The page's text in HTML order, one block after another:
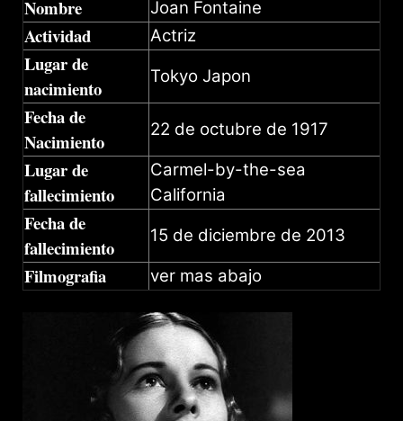
Nombre Joan Fontaine
Actividad Actriz
Lugar de
nacimiento
Tokyo Japon
Fecha de
Nacimiento
22 de octubre de 1917
Lugar de
fallecimiento
Carmel-by-the-sea
California
Fecha de
fallecimiento
15 de diciembre de 2013
Filmografia ver mas abajo